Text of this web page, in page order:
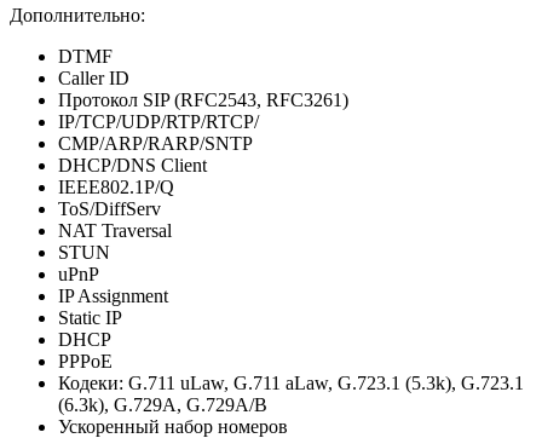
Дополнительно:
DTMF
Caller ID
Протокол SIP (RFC2543, RFC3261)
IP/TCP/UDP/RTP/RTCP/
CMP/ARP/RARP/SNTP
DHCP/DNS Client
IEEE802.1P/Q
ToS/DiffServ
NAT Traversal
STUN
uPnP
IP Assignment
Static IP
DHCP
PPPoE
Кодеки: G.711 uLaw, G.711 aLaw, G.723.1 (5.3k), G.723.1
(6.3k), G.729A, G.729A/B
Ускоренный набор номеров